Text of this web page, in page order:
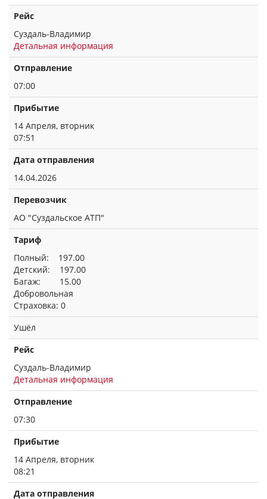
Рейс
Суздаль-Владимир
Детальная информация
Отправление
07:00
Прибытие
14 Апреля, вторник
07:51
Дата отправления
14.04.2026
Перевозчик
АО "Суздальское АТП"
Тариф
Полный: 197.00
Детский: 197.00
Багаж: 15.00
Добровольная
Страховка: 0
Ушёл
Рейс
Суздаль-Владимир
Детальная информация
Отправление
07:30
Прибытие
14 Апреля, вторник
08:21
Дата отправления